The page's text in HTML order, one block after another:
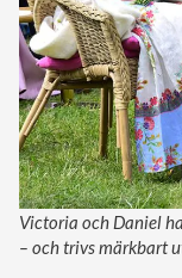
Victoria och Daniel
– och trivs märkbart